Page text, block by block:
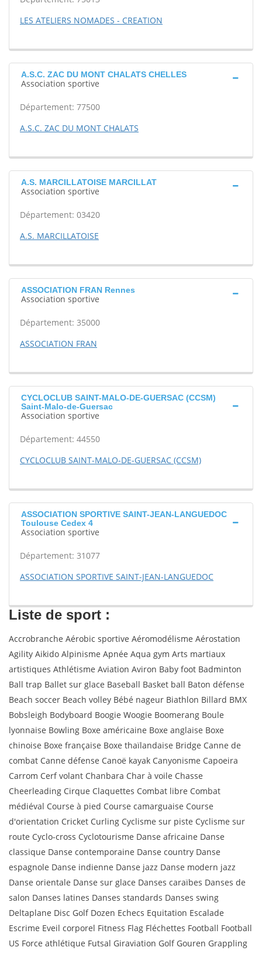
LES ATELIERS NOMADES - CREATION
A.S.C. ZAC DU MONT CHALATS CHELLES
Association sportive
Département: 77500
A.S.C. ZAC DU MONT CHALATS
A.S. MARCILLATOISE MARCILLAT
Association sportive
Département: 03420
A.S. MARCILLATOISE
ASSOCIATION FRAN Rennes
Association sportive
Département: 35000
ASSOCIATION FRAN
CYCLOCLUB SAINT-MALO-DE-GUERSAC (CCSM)
Saint-Malo-de-Guersac
Association sportive
Département: 44550
CYCLOCLUB SAINT-MALO-DE-GUERSAC (CCSM)
ASSOCIATION SPORTIVE SAINT-JEAN-LANGUEDOC
Toulouse Cedex 4
Association sportive
Département: 31077
ASSOCIATION SPORTIVE SAINT-JEAN-LANGUEDOC
Liste de sport :
Accrobranche Aérobic sportive Aéromodélisme Aérostation
Agility Aikido Alpinisme Apnée Aqua gym Arts martiaux
artistiques Athlétisme Aviation Aviron Baby foot Badminton
Ball trap Ballet sur glace Baseball Basket ball Baton défense
Beach soccer Beach volley Bébé nageur Biathlon Billard BMX
Bobsleigh Bodyboard Boogie Woogie Boomerang Boule
lyonnaise Bowling Boxe américaine Boxe anglaise Boxe
chinoise Boxe française Boxe thaïlandaise Bridge Canne de
combat Canne défense Canoë kayak Canyonisme Capoeira
Carrom Cerf volant Chanbara Char à voile Chasse
Cheerleading Cirque Claquettes Combat libre Combat
médiéval Course à pied Course camarguaise Course
d'orientation Cricket Curling Cyclisme sur piste Cyclisme sur
route Cyclo-cross Cyclotourisme Danse africaine Danse
classique Danse contemporaine Danse country Danse
espagnole Danse indienne Danse jazz Danse modern jazz
Danse orientale Danse sur glace Danses caraïbes Danses de
salon Danses latines Danses standards Danses swing
Deltaplane Disc Golf Dozen Echecs Equitation Escalade
Escrime Eveil corporel Fitness Flag Fléchettes Football Football
US Force athlétique Futsal Giraviation Golf Gouren Grappling